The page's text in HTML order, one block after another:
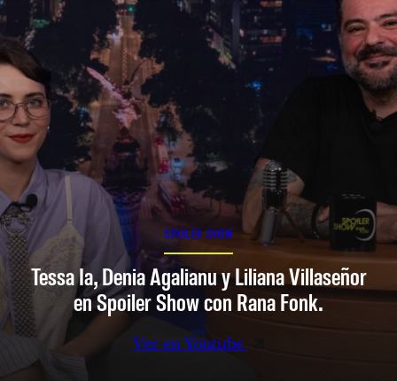
SPOILER SHOW
Tessa Ia, Denia Agalianu y Liliana Villaseñor
en Spoiler Show con Rana Fonk.
Ver en Youtube